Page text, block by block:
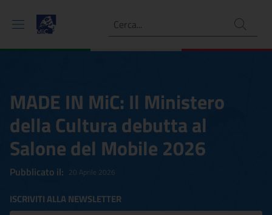
Ricerca
MADE IN MiC: Il Ministero
della Cultura debutta al
Salone del Mobile 2026
Pubblicato il: 20 Aprile 2026
ISCRIVITI ALLA NEWSLETTER